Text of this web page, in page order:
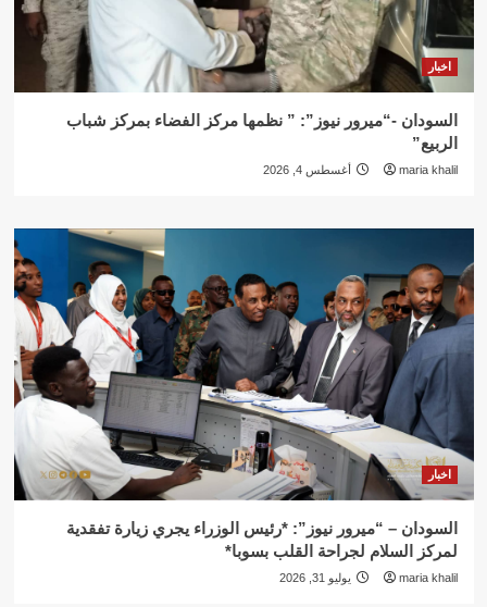
اخبار
السودان -“ميرور نيوز”: ” نظمها مركز الفضاء بمركز شباب
الربيع”
maria khalil أغسطس 4, 2026
اخبار
السودان – “ميرور نيوز”: *رئيس الوزراء يجري زيارة تفقدية
لمركز السلام لجراحة القلب بسوبا*
maria khalil يوليو 31, 2026